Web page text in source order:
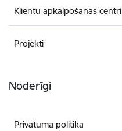
Klientu apkalpošanas centri
Projekti
Noderīgi
Privātuma politika